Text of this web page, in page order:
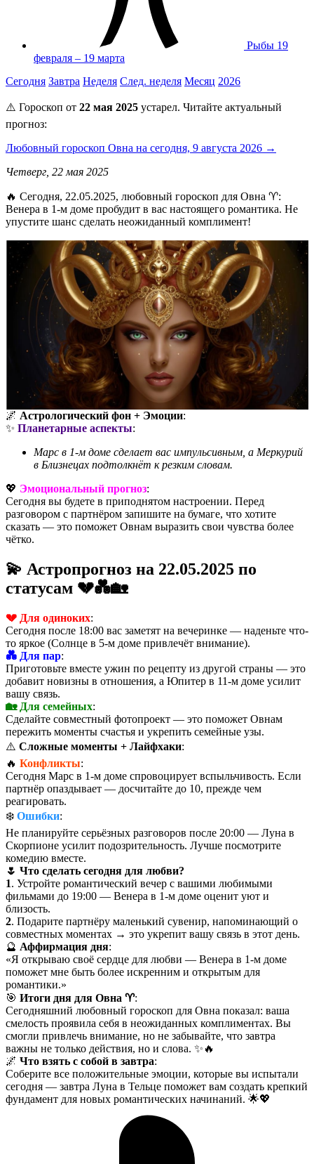
Рыбы 19
февраля – 19 марта
Сегодня Завтра Неделя След. неделя Месяц 2026
⚠️ Гороскоп от 22 мая 2025 устарел. Читайте актуальный
прогноз:
Любовный гороскоп Овна на сегодня, 9 августа 2026 →
Четверг, 22 мая 2025
🔥 Сегодня, 22.05.2025, любовный гороскоп для Овна ♈:
Венера в 1-м доме пробудит в вас настоящего романтика. Не
упустите шанс сделать неожиданный комплимент!
🌌 Астрологический фон + Эмоции:
✨ Планетарные аспекты:
Марс в 1-м доме сделает вас импульсивным, а Меркурий
в Близнецах подтолкнёт к резким словам.
💖 Эмоциональный прогноз:
Сегодня вы будете в приподнятом настроении. Перед
разговором с партнёром запишите на бумаге, что хотите
сказать — это поможет Овнам выразить свои чувства более
чётко.
💫 Астропрогноз на 22.05.2025 по
статусам 💔💑🏡
💔 Для одиноких:
Сегодня после 18:00 вас заметят на вечеринке — наденьте что-
то яркое (Солнце в 5-м доме привлечёт внимание).
💑 Для пар:
Приготовьте вместе ужин по рецепту из другой страны — это
добавит новизны в отношения, а Юпитер в 11-м доме усилит
вашу связь.
🏡 Для семейных:
Сделайте совместный фотопроект — это поможет Овнам
пережить моменты счастья и укрепить семейные узы.
⚠️ Сложные моменты + Лайфхаки:
🔥 Конфликты:
Сегодня Марс в 1-м доме спровоцирует вспыльчивость. Если
партнёр опаздывает — досчитайте до 10, прежде чем
реагировать.
❄️ Ошибки:
Не планируйте серьёзных разговоров после 20:00 — Луна в
Скорпионе усилит подозрительность. Лучше посмотрите
комедию вместе.
🌷 Что сделать сегодня для любви?
1. Устройте романтический вечер с вашими любимыми
фильмами до 19:00 — Венера в 1-м доме оценит уют и
близость.
2. Подарите партнёру маленький сувенир, напоминающий о
совместных моментах → это укрепит вашу связь в этот день.
🔮 Аффирмация дня:
«Я открываю своё сердце для любви — Венера в 1-м доме
поможет мне быть более искренним и открытым для
романтики.»
🎯 Итоги дня для Овна ♈️:
Сегодняшний любовный гороскоп для Овна показал: ваша
смелость проявила себя в неожиданных комплиментах. Вы
смогли привлечь внимание, но не забывайте, что завтра
важны не только действия, но и слова. ✨🔥
🌌 Что взять с собой в завтра:
Соберите все положительные эмоции, которые вы испытали
сегодня — завтра Луна в Тельце поможет вам создать крепкий
фундамент для новых романтических начинаний. 🌟💖